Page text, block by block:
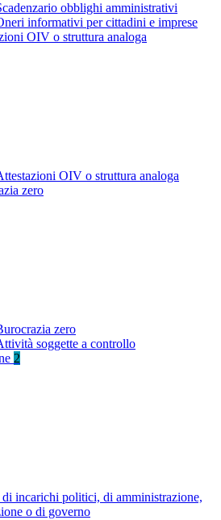
obblighi amministrativi
informativi per cittadini e imprese
OIV o struttura analoga
OIV o struttura analoga
zero
zero
soggette a controllo
2
incarichi politici, di amministrazione,
o di governo